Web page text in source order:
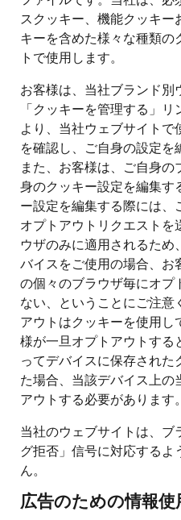
スクッキー、機能クッキ
キーを含めた様々な種類の
トで使用します。
お客様は、当社ブランド
「クッキーを管理する」
より、当社ウェブサイト
を確認し、ご自身の設定を
また、お客様は、ご自身
身のクッキー設定を編集す
ー設定を編集する際には
オプトアウトリクエスト
ウザのみに適用されるた
バイスをご使用の場合、
の個々のブラウザ毎にオプ
ない、ということにご注意
アウトはクッキーを使用
様が一旦オプトアウトする
ってデバイスに保存され
た場合、当該デバイス上の
アウトする必要があります。
当社のウェブサイトは、
グ拒否」信号に対応する
ん。
広告のための情報使